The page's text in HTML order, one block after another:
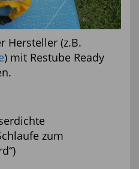
Hersteller (z.B.
) mit Restube Ready
zum